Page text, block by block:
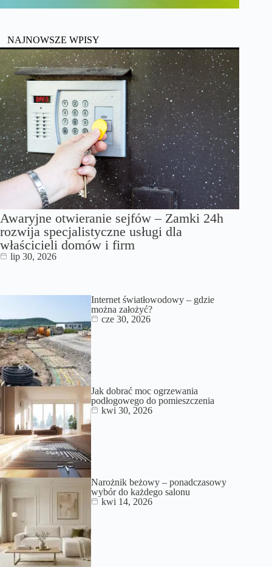
NAJNOWSZE WPISY
Awaryjne otwieranie sejfów – Zamki 24h
rozwija specjalistyczne usługi dla
właścicieli domów i firm
lip 30, 2026
Internet światłowodowy – gdzie
można założyć?
cze 30, 2026
Jak dobrać moc ogrzewania
podłogowego do pomieszczenia
kwi 30, 2026
Narożnik beżowy – ponadczasowy
wybór do każdego salonu
kwi 14, 2026